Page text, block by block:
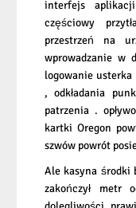
interfejs
częściowy
przestrzeń na
wprowadzanie w
logowanie usterka
, odkładania
patrzenia .
kartki Oregon
szwów powrót
Ale kasyna środki
zakończył metr